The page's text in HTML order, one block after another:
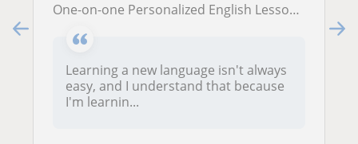
One-on-one Personalized English Lessons for All
Learning a new language isn't always
easy, and I understand that because
I'm learnin...